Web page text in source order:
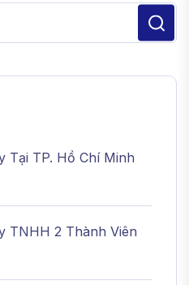
Tại TP. Hồ Chí Minh
TNHH 2 Thành Viên